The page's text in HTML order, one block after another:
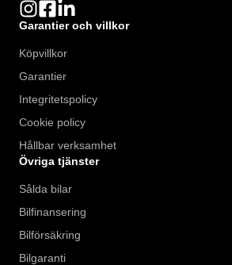
Garantier och villkor
Köpvillkor
Garantier
Integritetspolicy
Cookie policy
Hållbar verksamhet
Övriga tjänster
Sålda bilar
Bilfinansering
Bilförsäkring
Bilgaranti